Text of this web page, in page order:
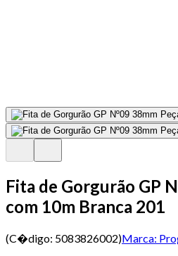
Fita de Gorgurão GP
com 10m Branca 201
(C�digo: 5083826002)Marca: